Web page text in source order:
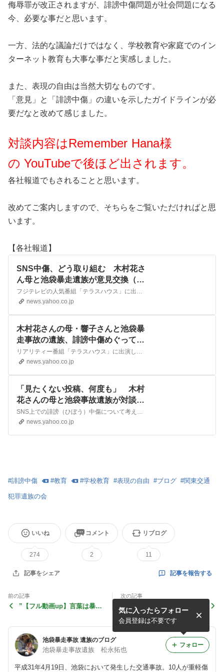
侮辱罪が改正されますが、誹謗中傷問題が社会問題になる
今、必要な事だと思います。
一方、法的な議論だけではなく、学校教育や家庭でのイン
ターネット教育も大事な事だと実感しました。
また、表現の自由は当然大切なものです。
「意見」と「誹謗中傷」の違いを示したガイドラインが必
要だなと改めて感じました。
対談内容はRemember Hana様
の YouTubeで後ほど出されます。
各社報道でもされることと思います。
改めてご案内しますので、そちらをご覧いただければと思
います。
【各社報道】
SNS中傷、どう取り組む 木村花さ
ん母と池袋暴走遺族が意見交換（毎
日新聞） - Yahoo!ニュース
フジテレビの人気番組「テラスハウス」に出演し、ネット交流サービス（SNS）で誹謗（ひぼう）中傷された後に急死したプロレスラーの木村花さん（当時22歳）の母響子さん（45）や、2019年の池袋暴走事
news.yahoo.co.jp
木村花さんの母・響子さんと池袋暴
走事故の遺族、誹謗中傷めぐって対
談。当事者や家族として思いを交わ
す（ハフポスト日本版） - Yahoo!ニ
ュース
リアリティー番組「テラスハウス」に出演し、誹謗中傷を受けた後に亡くなった木村花さんの母・響子さんと、池袋暴走事故の遺族・松永拓也さんらが4月24日、誹謗中傷についての対談する会を開いた。【浜田理央
news.yahoo.co.jp
「見たくない投稿、何度も」 木村
花さんの母と池袋事故遺族が対談
（朝日新聞デジタル） - Yahoo!ニュ
ース
SNS上での誹謗（ひぼう）中傷について考えようと、テレビ番組を巡る中傷で命を絶ったプロレスラーの木村花さん（当時22）の母・響子さん（45）と、東京・池袋の暴走事故で亡くなった妻子の遺族として中傷
news.yahoo.co.jp
#誹謗中傷 #教育 #学校教育 #表現の自由 #ブログ #関東交通
犯罪遺族の会
いいね
274
コメント
2
リブログ
11
記事をシェア 記事を報告する
前の記事
”【フル動画up】言葉は暴力
次の記事
また会う日まで 【事故から
3年】
池袋暴走事故 遺族のブログ
池袋暴走事故遺族 松永拓也
平成31年4月19日、池袋において発生した交通事故。10人が重軽傷
気に入ったらフォロー
会員登録は不要です
フォロー